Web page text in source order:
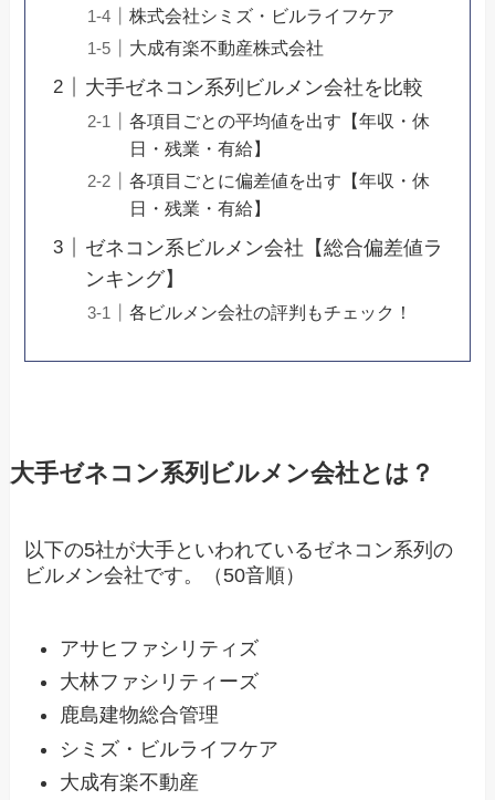
株式会社シミズ・ビルライフケア
大成有楽不動産株式会社
大手ゼネコン系列ビルメン会社を比較
各項目ごとの平均値を出す【年収・休
日・残業・有給】
各項目ごとに偏差値を出す【年収・休
日・残業・有給】
ゼネコン系ビルメン会社【総合偏差値ラ
ンキング】
各ビルメン会社の評判もチェック！
大手ゼネコン系列ビルメン会社とは？
以下の5社が大手といわれているゼネコン系列の
ビルメン会社です。（50音順）
アサヒファシリティズ
大林ファシリティーズ
鹿島建物総合管理
シミズ・ビルライフケア
大成有楽不動産